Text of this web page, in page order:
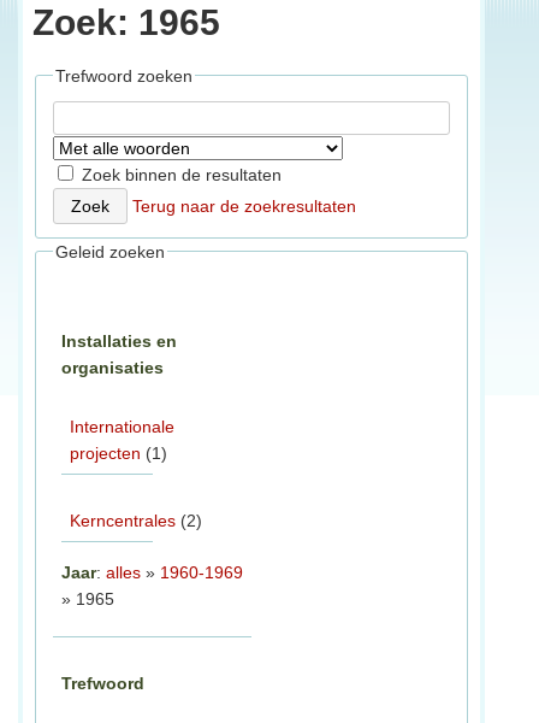
Zoek: 1965
Trefwoord zoeken
Zoek binnen de resultaten
Terug naar de zoekresultaten
Geleid zoeken
Installaties en
organisaties
Internationale
projecten (1)
Kerncentrales (2)
Jaar: alles » 1960-1969
» 1965
Trefwoord